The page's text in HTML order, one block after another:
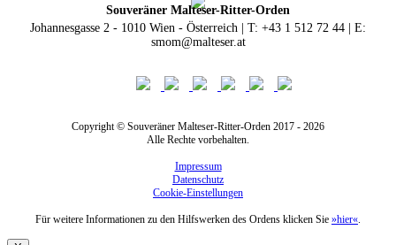
Souveräner Malteser-Ritter-Orden
Johannesgasse 2 - 1010 Wien - Österreich | T: +43 1 512 72 44 | E:
smom@malteser.at
Copyright © Souveräner Malteser-Ritter-Orden 2017 - 2026
Alle Rechte vorbehalten.
Impressum
Datenschutz
Cookie-Einstellungen
Für weitere Informationen zu den Hilfswerken des Ordens klicken Sie »hier«.